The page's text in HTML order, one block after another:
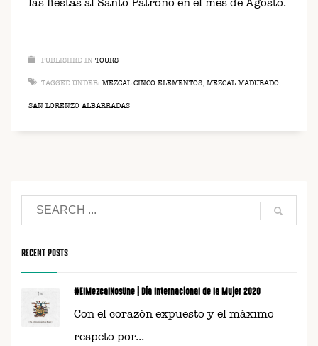
las fiestas al Santo Patrono en el mes de Agosto.
PUBLISHED IN TOURS
TAGGED UNDER: MEZCAL CINCO ELEMENTOS, MEZCAL MADURADO,
SAN LORENZO ALBARRADAS
RECENT POSTS
#ElMezcalNosUne | Día Internacional de la Mujer 2020
Con el corazón expuesto y el máximo
respeto por...